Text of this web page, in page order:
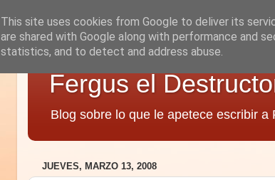
Fergus el
Blog sobre lo que le apetece escribir
JUEVES, MARZO 13, 2008
This site uses cookies from Google to deliver its
are shared with Google along with performance and
statistics, and to detect and address abuse.